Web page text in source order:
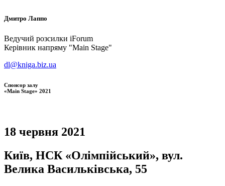
Дмитро Лаппо
Ведучий розсилки iForum
Керівник напряму "Main Stage"
dl@kniga.biz.ua
Спонсор залу
«Main Stage» 2021
18 червня 2021
Київ, НСК «Олімпійський», вул.
Велика Васильківська, 55